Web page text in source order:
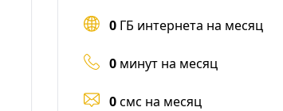
0 ГБ интернета на месяц
0 минут на месяц
0смс на месяц